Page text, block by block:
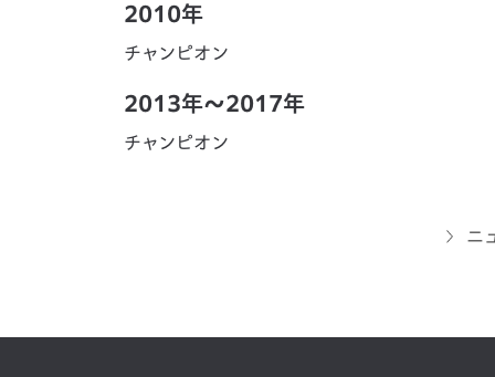
2010年
チャンピオン
2013年～2017年
チャンピオン
ニ